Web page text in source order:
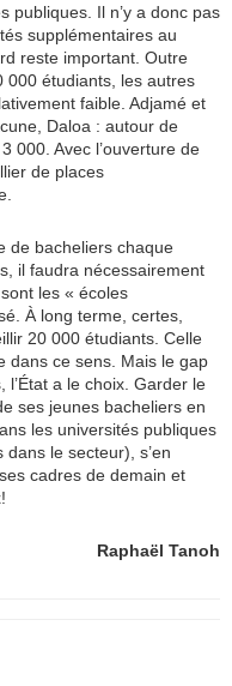
publiques. Il n’y a donc pas
supplémentaires au
reste important. Outre
000 étudiants, les autres
faible. Adjamé et
Daloa : autour de
000. Avec l’ouverture de
de places
de bacheliers chaque
il faudra nécessairement
les « écoles
À long terme, certes,
20 000 étudiants. Celle
dans ce sens. Mais le gap
a le choix. Garder le
ses jeunes bacheliers en
les universités publiques
le secteur), s’en
cadres de demain et
Raphaël Tanoh